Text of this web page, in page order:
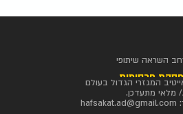
השראה שיתופי
פרסומות
המגזרי הגדול בעולם
מלאי מתעדכן.
hafsakat.ad@gmail.com